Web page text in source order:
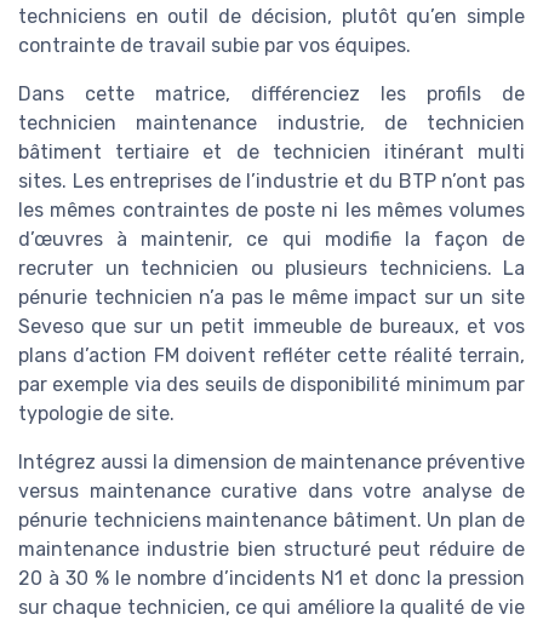
techniciens en outil de décision, plutôt qu’en simple
contrainte de travail subie par vos équipes.
Dans cette matrice, différenciez les profils de
technicien maintenance industrie, de technicien
bâtiment tertiaire et de technicien itinérant multi
sites. Les entreprises de l’industrie et du BTP n’ont pas
les mêmes contraintes de poste ni les mêmes volumes
d’œuvres à maintenir, ce qui modifie la façon de
recruter un technicien ou plusieurs techniciens. La
pénurie technicien n’a pas le même impact sur un site
Seveso que sur un petit immeuble de bureaux, et vos
plans d’action FM doivent refléter cette réalité terrain,
par exemple via des seuils de disponibilité minimum par
typologie de site.
Intégrez aussi la dimension de maintenance préventive
versus maintenance curative dans votre analyse de
pénurie techniciens maintenance bâtiment. Un plan de
maintenance industrie bien structuré peut réduire de
20 à 30 % le nombre d’incidents N1 et donc la pression
sur chaque technicien, ce qui améliore la qualité de vie